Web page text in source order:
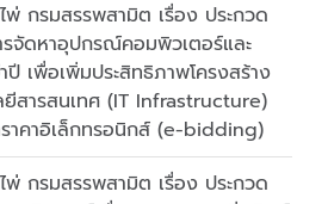
ไพ่ กรมสรรพสามิต เรื่อง ประกวด
ารจัดหาอุปกรณ์คอมพิวเตอร์และ
ปี เพื่อเพิ่มประสิทธิภาพโครงสร้าง
ยีสารสนเทศ (IT Infrastructure)
าคาอิเล็กทรอนิกส์ (e-bidding)
ไพ่ กรมสรรพสามิต เรื่อง ประกวด